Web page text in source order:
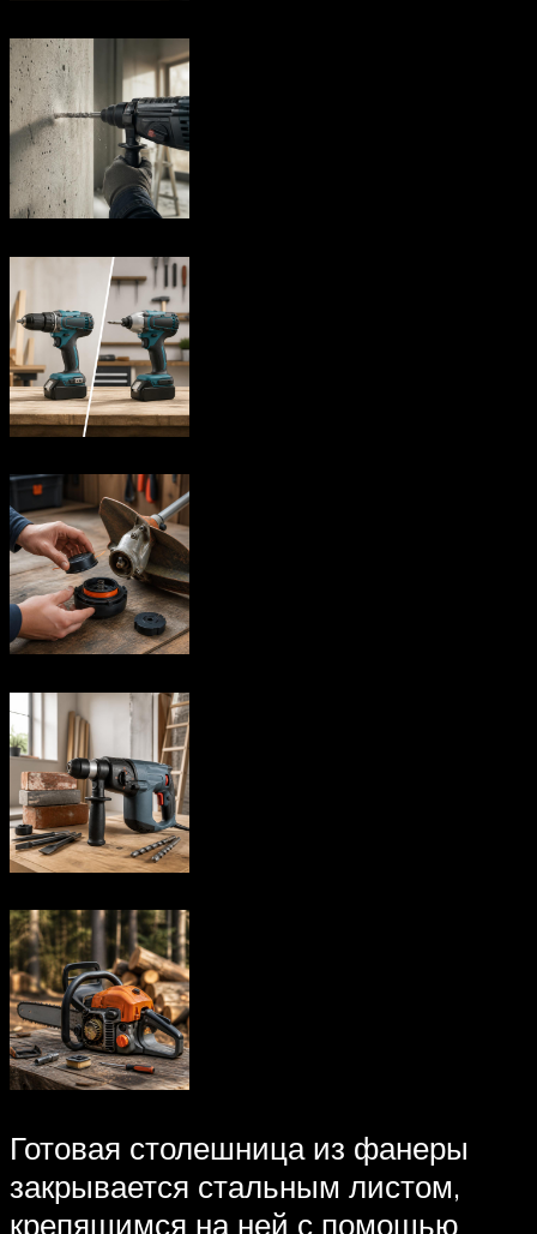
Готовая столешница из фанеры
закрывается стальным листом,
крепящимся на ней с помощью